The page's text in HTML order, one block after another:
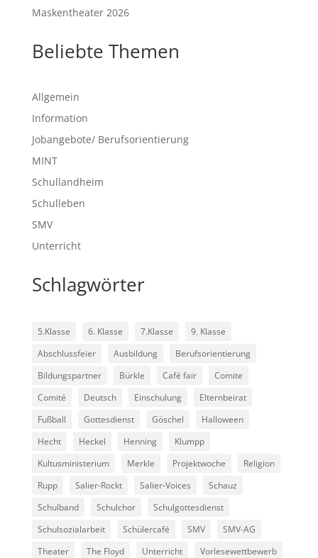
Maskentheater 2026
Beliebte Themen
Allgemein
Information
Jobangebote/ Berufsorientierung
MINT
Schullandheim
Schulleben
SMV
Unterricht
Schlagwörter
5.Klasse 6. Klasse 7.Klasse
9. Klasse
Abschlussfeier
Ausbildung
Berufsorientierung
Bildungspartner
Bürkle Café fair
Comite
Comité
Deutsch Einschulung
Elternbeirat
Fußball
Gottesdienst Göschel
Halloween
Hecht
Heckel Henning
Klumpp
Kultusministerium
Merkle Projektwoche
Religion
Rupp
Salier-Rockt Salier-Voices
Schauz
Schulband
Schulchor
Schulgottesdienst
Schulsozialarbeit
Schülercafé SMV
SMV-AG
Theater
The Floyd Unterricht
Vorlesewettbewerb